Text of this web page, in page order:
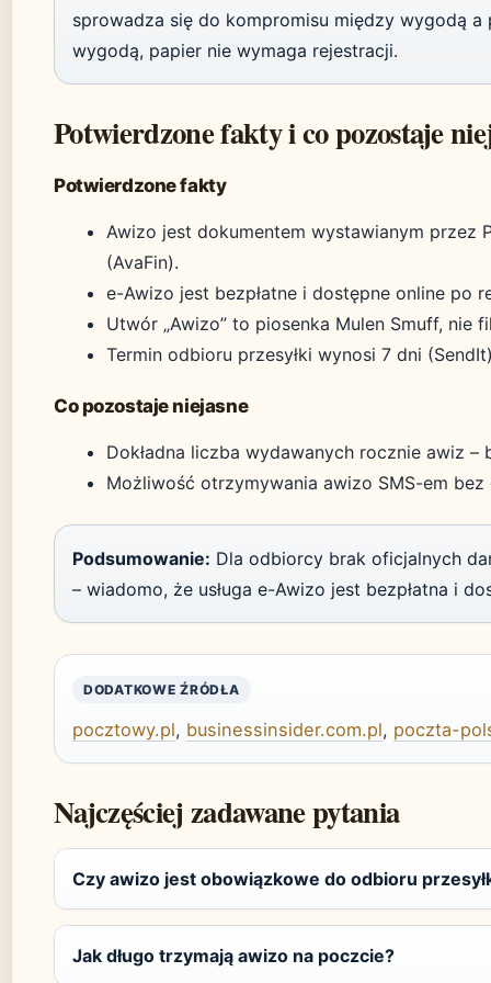
sprowadza się do kompromisu między wygodą
wygodą, papier nie wymaga rejestracji.
Potwierdzone fakty i co pozostaje
Potwierdzone fakty
Awizo jest dokumentem wystawianym przez
(AvaFin).
e-Awizo jest bezpłatne i dostępne online po
Utwór „Awizo” to piosenka Mulen Smuff, nie
Termin odbioru przesyłki wynosi 7 dni
Co pozostaje niejasne
Dokładna liczba wydawanych rocznie awiz
Możliwość otrzymywania awizo SMS-em
Podsumowanie: Dla odbiorcy brak oficjalnych
– wiadomo, że usługa e-Awizo jest bezpłatna i
DODATKOWE ŹRÓDŁA
pocztowy.pl, businessinsider.com.pl, poczta-
Najczęściej zadawane pytania
Czy awizo jest obowiązkowe do odbioru
Jak długo trzymają awizo na poczcie?